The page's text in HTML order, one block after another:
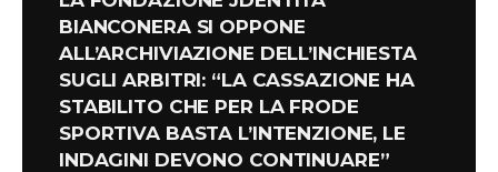
BIANCONERA SI OPPONE
ALL’ARCHIVIAZIONE DELL’INCHIESTA
SUGLI ARBITRI: “LA CASSAZIONE HA
STABILITO CHE PER LA FRODE
SPORTIVA BASTA L’INTENZIONE, LE
INDAGINI DEVONO CONTINUARE”